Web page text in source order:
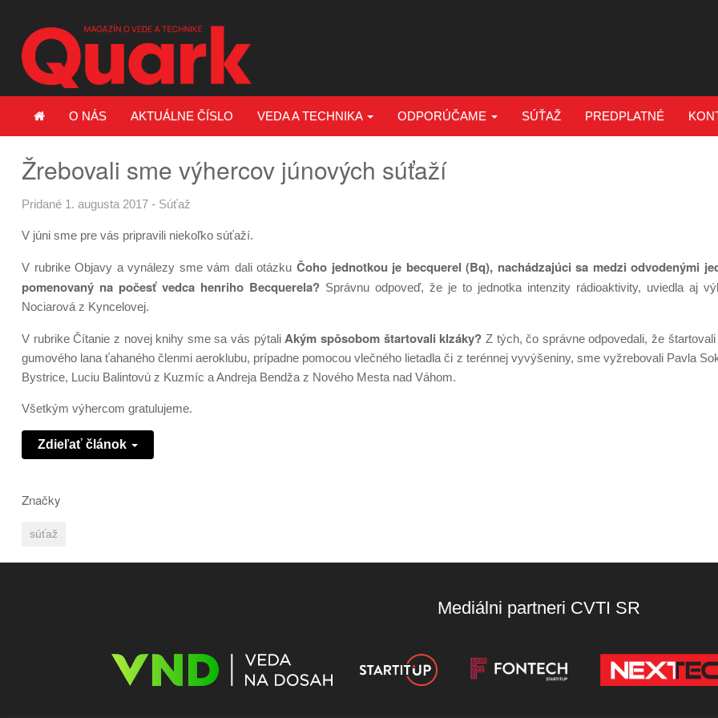
O NÁS AKTUÁLNE ČÍSLO VEDA A TECHNIKA ODPORÚČAME SÚŤAŽ PREDPLATNÉ
Žrebovali sme výhercov júnových súťaží
Pridané 1. augusta 2017 - Súťaž
V júni sme pre vás pripravili niekoľko súťaží.
V rubrike Objavy a vynálezy sme vám dali otázku Čoho jednotkou je becquerel (Bq), nachádzajúci sa medzi odvodenými
pomenovaný na počesť vedca henriho Becquerela? Správnu odpoveď, že je to jednotka intenzity rádioaktivity, uviedla aj
Nociarová z Kyncelovej.
V rubrike Čítanie z novej knihy sme sa vás pýtali Akým spôsobom štartovali klzáky? Z tých, čo správne odpovedali, že
gumového lana ťahaného členmi aeroklubu, prípadne pomocou vlečného lietadla či z terénnej vyvýšeniny, sme vyžrebovali Pavla
Bystrice, Luciu Balintovú z Kuzmíc a Andreja Bendža z Nového Mesta nad Váhom.
Všetkým výhercom gratulujeme.
Zdieľať článok
Značky
súťaž
Mediálni partneri CVTI SR